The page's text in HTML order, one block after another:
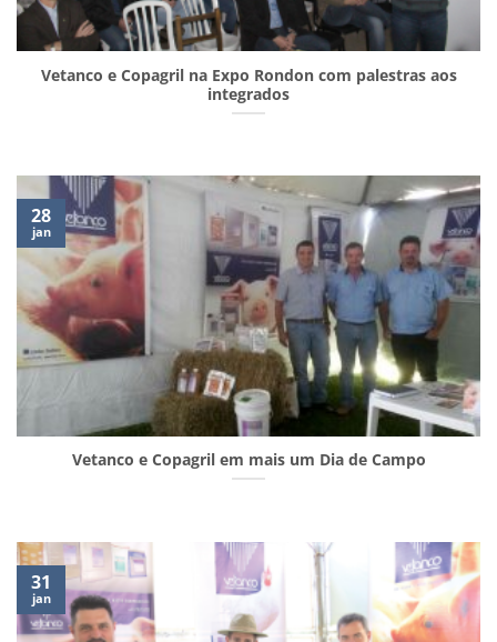
Vetanco e Copagril na Expo Rondon com palestras aos
integrados
Vetanco e Copagril em mais um Dia de Campo
28
jan
31
jan